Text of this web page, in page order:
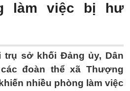
làm việc bị hư
trụ sở khối Đảng ủy, Dân
đoàn thể xã Thượng
nhiều phòng làm việc